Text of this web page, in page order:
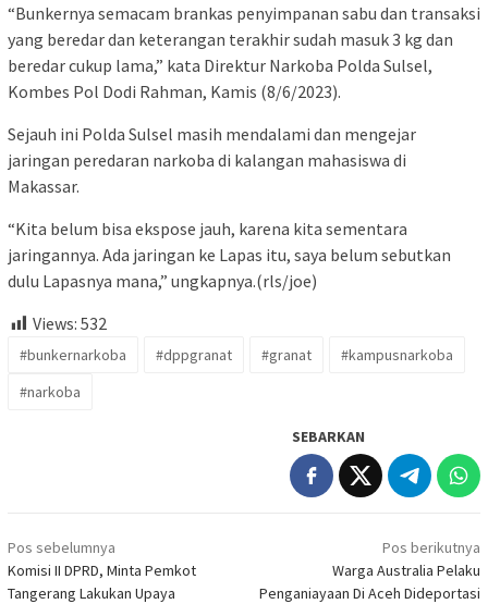
“Bunkernya semacam brankas penyimpanan sabu dan transaksi
yang beredar dan keterangan terakhir sudah masuk 3 kg dan
beredar cukup lama,” kata Direktur Narkoba Polda Sulsel,
Kombes Pol Dodi Rahman, Kamis (8/6/2023).
Sejauh ini Polda Sulsel masih mendalami dan mengejar
jaringan peredaran narkoba di kalangan mahasiswa di
Makassar.
“Kita belum bisa ekspose jauh, karena kita sementara
jaringannya. Ada jaringan ke Lapas itu, saya belum sebutkan
dulu Lapasnya mana,” ungkapnya.(rls/joe)
Views: 532
#bunkernarkoba #dppgranat #granat
#kampusnarkoba
#narkoba
SEBARKAN
Navigasi
pos
Pos sebelumnya
Komisi II DPRD, Minta Pemkot
Tangerang Lakukan Upaya
Pos berikutnya
Warga Australia Pelaku
Penganiayaan Di Aceh Dideportasi